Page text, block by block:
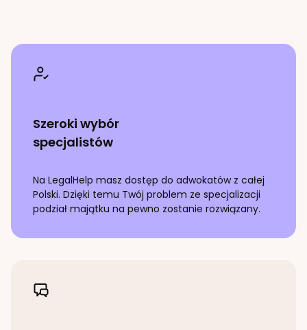
Szeroki wybór
specjalistów
Na LegalHelp masz dostęp do adwokatów z całej
Polski. Dzięki temu Twój problem ze specjalizacji
podział majątku na pewno zostanie rozwiązany.